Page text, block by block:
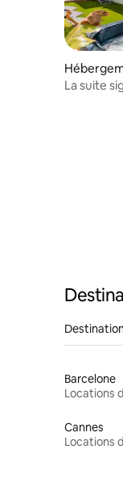
La suite
Barcelone
Locations
Cannes
Locations